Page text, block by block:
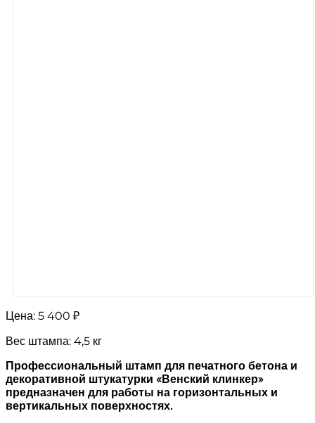
Цена: 5 400 ₽
Вес штампа: 4,5 кг
Профессиональный штамп для печатного бетона и
декоративной штукатурки «Венский клинкер»
предназначен для работы на горизонтальных и
вертикальных поверхностях.